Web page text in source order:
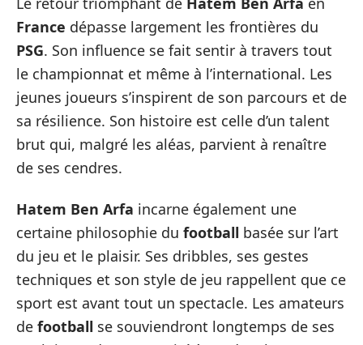
France dépasse largement les frontières du
PSG. Son influence se fait sentir à travers tout
le championnat et même à l’international. Les
jeunes joueurs s’inspirent de son parcours et de
sa résilience. Son histoire est celle d’un talent
brut qui, malgré les aléas, parvient à renaître
de ses cendres.
Hatem Ben Arfa incarne également une
certaine philosophie du football basée sur l’art
du jeu et le plaisir. Ses dribbles, ses gestes
techniques et son style de jeu rappellent que ce
sport est avant tout un spectacle. Les amateurs
de football se souviendront longtemps de ses